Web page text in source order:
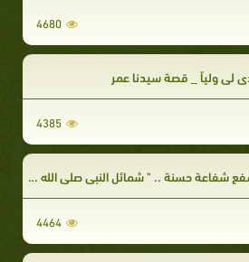
4680
لي ولياً _ قصة سيدنا عمر
4385
حسنة .. " شمائل النبي صلى الله عليه و سلم .
4464